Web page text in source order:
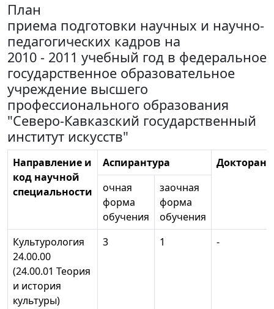
План
приема подготовки научных и научно-
педагогических кадров на
2010 - 2011 учебный год в федеральное
государственное образовательное
учреждение высшего
профессионального образования
"Северо-Кавказский государственный
институт искусств"
Направление и
код научной
специальности
Аспирантура
очная
форма
обучения
заочная
форма
обучения
Культурология
24.00.00
(24.00.01 Теория
и история
культуры)
3 1 -